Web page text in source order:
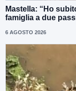
Mastella: “Ho
famiglia a due
6 AGOSTO 2026